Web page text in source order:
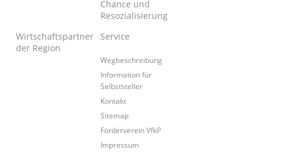
Chance und
Resozialisierung
Wirtschaftspartner
der Region
Service
Wegbeschreibung
Information für
Selbststeller
Kontakt
Sitemap
Förderverein VfkP
Impressum